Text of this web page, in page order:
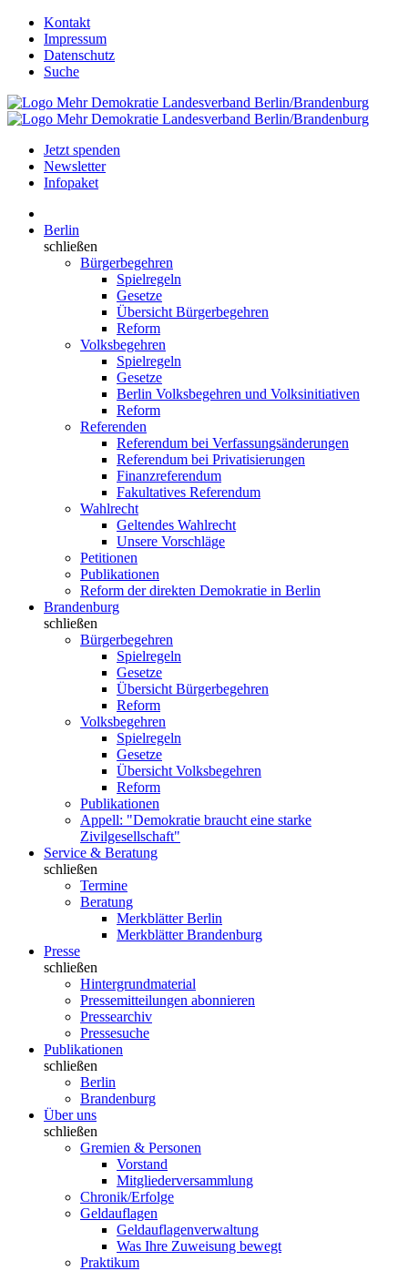
Kontakt
Impressum
Datenschutz
Suche
Jetzt spenden
Newsletter
Infopaket
Berlin
schließen
Bürgerbegehren
Spielregeln
Gesetze
Übersicht Bürgerbegehren
Reform
Volksbegehren
Spielregeln
Gesetze
Berlin Volksbegehren und Volksinitiativen
Reform
Referenden
Referendum bei Verfassungsänderungen
Referendum bei Privatisierungen
Finanzreferendum
Fakultatives Referendum
Wahlrecht
Geltendes Wahlrecht
Unsere Vorschläge
Petitionen
Publikationen
Reform der direkten Demokratie in Berlin
Brandenburg
schließen
Bürgerbegehren
Spielregeln
Gesetze
Übersicht Bürgerbegehren
Reform
Volksbegehren
Spielregeln
Gesetze
Übersicht Volksbegehren
Reform
Publikationen
Appell: "Demokratie braucht eine starke
Zivilgesellschaft"
Service & Beratung
schließen
Termine
Beratung
Merkblätter Berlin
Merkblätter Brandenburg
Presse
schließen
Hintergrundmaterial
Pressemitteilungen abonnieren
Pressearchiv
Pressesuche
Publikationen
schließen
Berlin
Brandenburg
Über uns
schließen
Gremien & Personen
Vorstand
Mitgliederversammlung
Chronik/Erfolge
Geldauflagen
Geldauflagenverwaltung
Was Ihre Zuweisung bewegt
Praktikum